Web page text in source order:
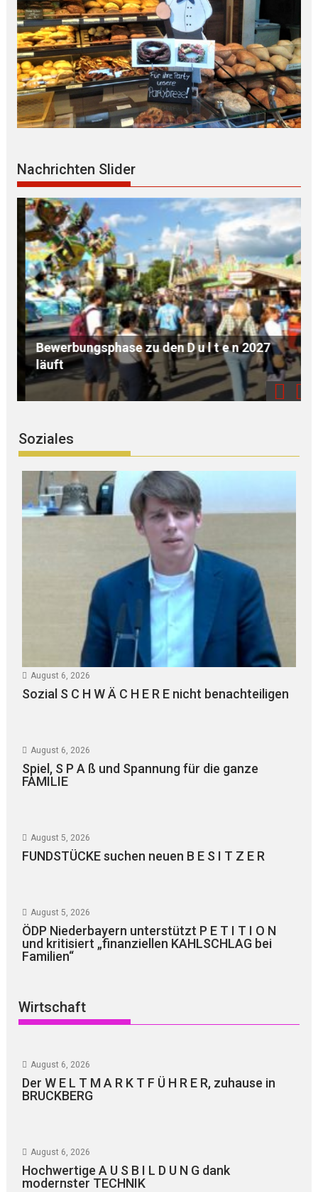
Nachrichten Slider
Bewerbungsphase zu den D u l t e n 2027
läuft
Soziales
August 6, 2026
Sozial S C H W Ä C H E R E nicht benachteiligen
August 6, 2026
Spiel, S P A ß und Spannung für die ganze
FAMILIE
August 5, 2026
FUNDSTÜCKE suchen neuen B E S I T Z E R
August 5, 2026
ÖDP Niederbayern unterstützt P E T I T I O N
und kritisiert „finanziellen KAHLSCHLAG bei
Familien“
Wirtschaft
August 6, 2026
Der W E L T M A R K T F Ü H R E R, zuhause in
BRUCKBERG
August 6, 2026
Hochwertige A U S B I L D U N G dank
modernster TECHNIK